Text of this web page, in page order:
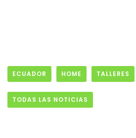
ECUADOR HOME TALLERES
TODAS LAS NOTICIAS